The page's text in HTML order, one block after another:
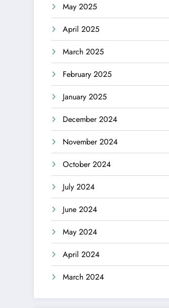
May 2025
April 2025
March 2025
February 2025
January 2025
December 2024
November 2024
October 2024
July 2024
June 2024
May 2024
April 2024
March 2024